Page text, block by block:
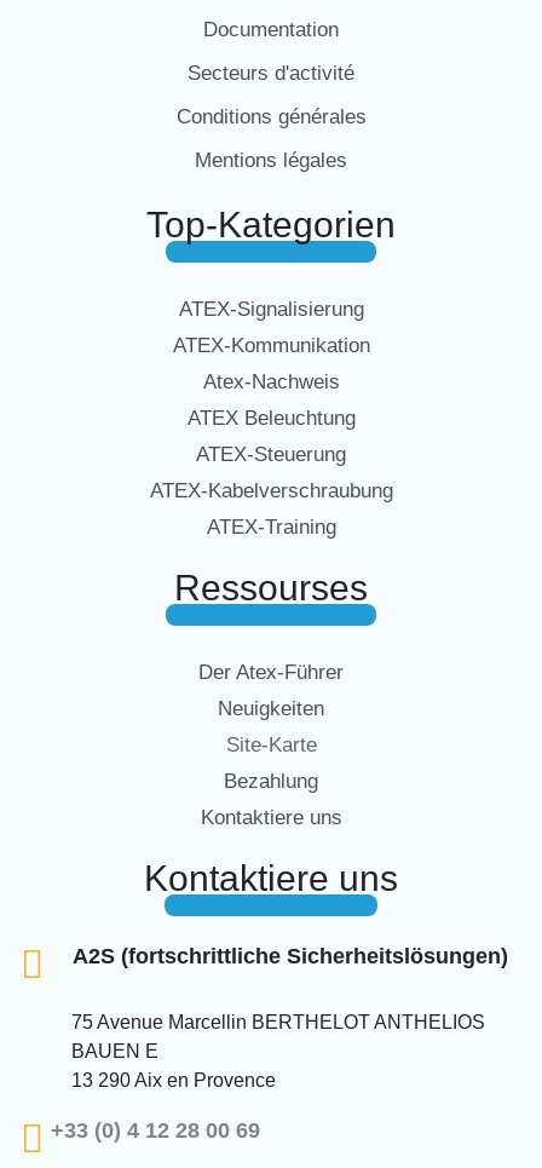
Documentation
Secteurs d'activité
Conditions générales
Mentions légales
Top-Kategorien
ATEX-Signalisierung
ATEX-Kommunikation
Atex-Nachweis
ATEX Beleuchtung
ATEX-Steuerung
ATEX-Kabelverschraubung
ATEX-Training
Ressourses
Der Atex-Führer
Neuigkeiten
Site-Karte
Bezahlung
Kontaktiere uns
Kontaktiere uns
A2S (fortschrittliche Sicherheitslösungen)
75 Avenue Marcellin BERTHELOT ANTHELIOS
BAUEN E
13 290 Aix en Provence
+33 (0) 4 12 28 00 69